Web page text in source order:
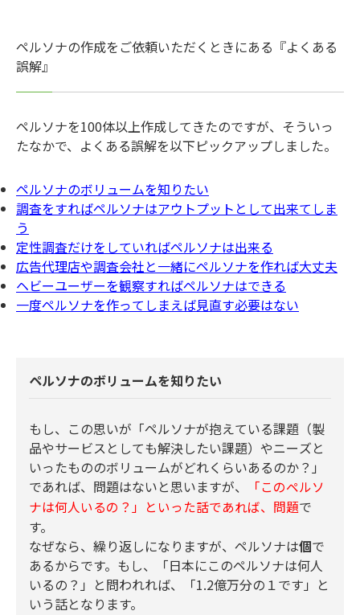
ペルソナの作成をご依頼いただくときにある『よくある
誤解』
ペルソナを100体以上作成してきたのですが、そういっ
たなかで、よくある誤解を以下ピックアップしました。
ペルソナのボリュームを知りたい
調査をすればペルソナはアウトプットとして出来てしま
う
定性調査だけをしていればペルソナは出来る
広告代理店や調査会社と一緒にペルソナを作れば大丈夫
ヘビーユーザーを観察すればペルソナはできる
一度ペルソナを作ってしまえば見直す必要はない
ペルソナのボリュームを知りたい
もし、この思いが「ペルソナが抱えている課題（製
品やサービスとしても解決したい課題）やニーズと
いったもののボリュームがどれくらいあるのか？」
であれば、問題はないと思いますが、
「このペルソ
ナは何人いるの？」といった話であれば、問題で
す。
なぜなら、繰り返しになりますが、ペルソナは個で
あるからです。もし、「日本にこのペルソナは何人
いるの？」と問われれば、「1.2億万分の１です」と
いう話となります。